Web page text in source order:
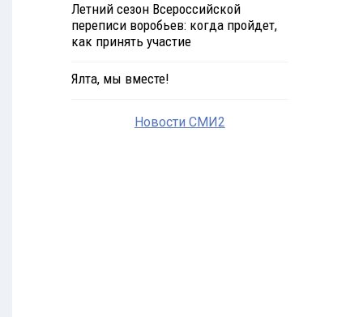
Летний сезон Всероссийской
переписи воробьев: когда пройдет,
как принять участие
Ялта, мы вместе!
Новости СМИ2